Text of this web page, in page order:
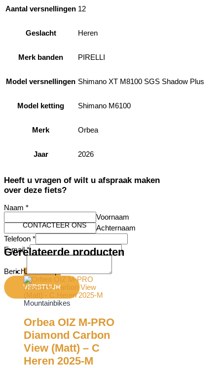
Aantal versnellingen 12
Geslacht Heren
Merk banden PIRELLI
Model versnellingen Shimano XT M8100 SGS Shadow Plus
Model ketting Shimano M6100
Merk Orbea
Jaar 2026
Heeft u vragen of wilt u afspraak maken
over deze fiets?
Naam *
Voornaam
Achternaam
Telefoon *
E-mail*
Bericht
VERSTUUR
CONTACTEER ONS
Gerelateerde producten
Uitverkoop!
Mountainbikes
Orbea OIZ M-PRO
Diamond Carbon
View (Matt) – C
Heren 2025-M